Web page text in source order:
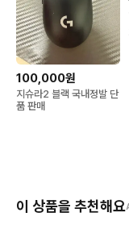
100,000원
지슈라2 블랙 국내정발 단
품 판매
이 상품을 추천해요